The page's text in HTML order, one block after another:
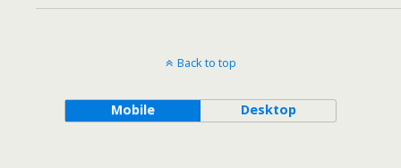
Back to top
Mobile Desktop